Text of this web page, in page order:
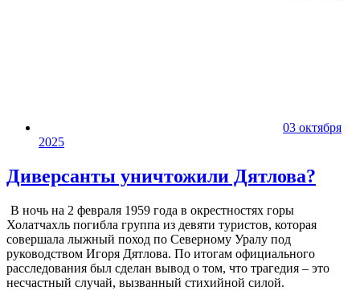
03 октября
2025
Диверсанты уничтожили Дятлова?
В ночь на 2 февраля 1959 года в окрестностях горы
Холатчахль погибла группа из девяти туристов, которая
совершала лыжный поход по Северному Уралу под
руководством Игоря Дятлова. По итогам официального
расследования был сделан вывод о том, что трагедия – это
несчастный случай, вызванный стихийной силой.